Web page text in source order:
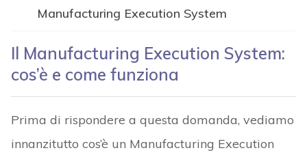
Manufacturing Execution System
Il Manufacturing Execution System:
cos’è e come funziona
Prima di rispondere a questa domanda, vediamo
innanzitutto cos’è un Manufacturing Execution